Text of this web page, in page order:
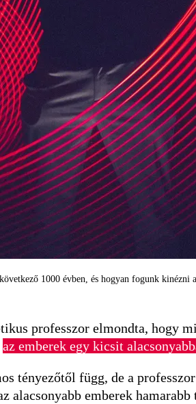
1000 évben, és hogyan fogunk
professzor elmondta, hogy
az emberek egy kicsit
tényezőtől függ, de a
alacsonyabb emberek